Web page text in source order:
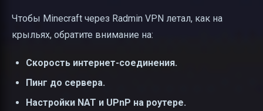
Чтобы Minecraft через Radmin VPN летал, как на
крыльях, обратите внимание на:
Скорость интернет-соединения.
Пинг до сервера.
Настройки NAT и UPnP на роутере.